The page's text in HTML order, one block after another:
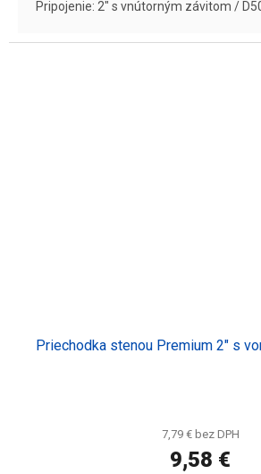
Pripojenie: 2" s vnútorným závitom /
Priechodka stenou Premium 2" s
7,79 € bez DPH
9,58 €